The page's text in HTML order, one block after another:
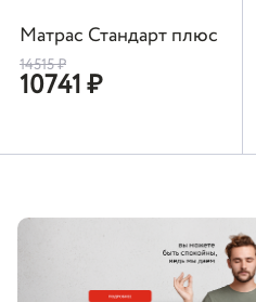
Матрас Стандарт плюс
14515₽
10741₽